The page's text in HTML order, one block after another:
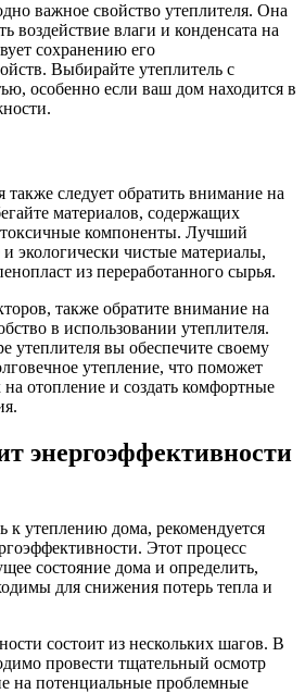
важное свойство утеплителя. Она
воздействие влаги и конденсата на
сохранению его
Выбирайте утеплитель с
особенно если ваш дом находится в
следует обратить внимание на
материалов, содержащих
компоненты. Лучший
экологически чистые материалы,
из переработанного сырья.
также обратите внимание на
в использовании утеплителя.
утеплителя вы обеспечите своему
утепление, что поможет
на отопление и создать комфортные
энергоэффективности
к утеплению дома, рекомендуется
Этот процесс
состояние дома и определить,
для снижения потерь тепла и
состоит из нескольких шагов. В
провести тщательный осмотр
на потенциальные проблемные